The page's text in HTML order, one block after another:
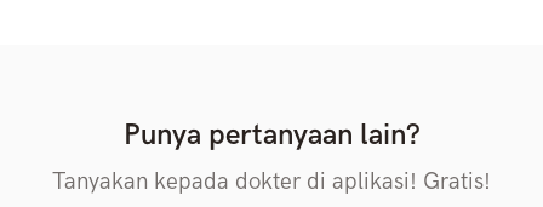
Punya pertanyaan lain?
Tanyakan kepada dokter di aplikasi! Gratis!